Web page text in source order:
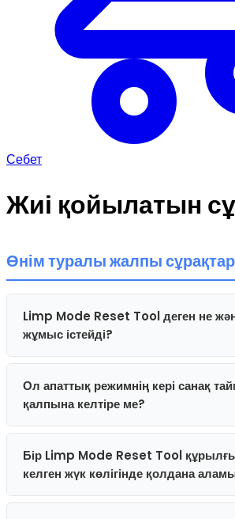
Себет
Жиі қойылатын
Өнім туралы жалпы сұрақтар
Limp Mode Reset Tool деген не
жұмыс істейді?
Limp Mode Reset Tool — көлік ішіндегі
диагностикалық портына тікелей
play құрылғысы. Қосылғаннан кейін ол
электрондық жүйелерімен байланысып,
уақытша қалпына келтіреді, әдетте бір
қозғалтқыштың толық қуатын қалпына
көмектеседі.
Ол апаттық режимнің кері санақ
қалпына келтіре ме?
Жоқ, TruckHELP Limp Mode Resetter
кері санақ таймерін қалпына
апаттық режимгекіргеннен кейін,
Бір Limp Mode Reset Tool
келген жүк көлігінде қолдана